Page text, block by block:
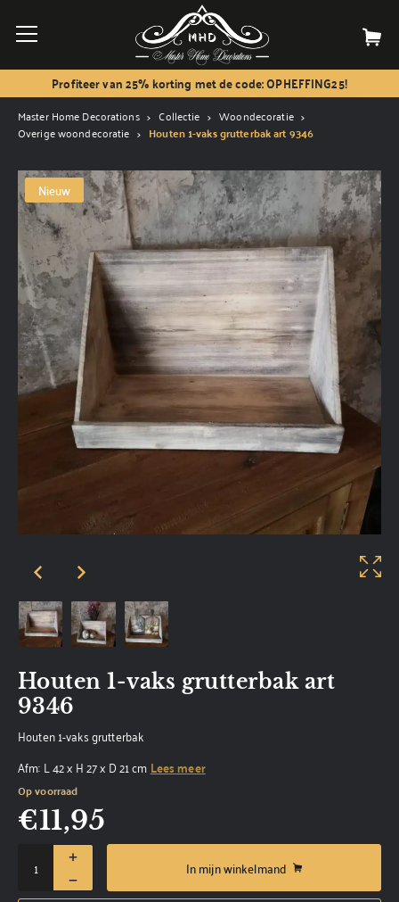
Profiteer van 25% korting met de code: OPHEFFING25!
Master Home Decorations Collectie
Woondecoratie
Overige woondecoratie
Houten 1-vaks grutterbak art 9346
Nieuw
Houten 1-vaks grutterbak art
9346
Houten 1-vaks grutterbak
Afm: L 42 x H 27 x D 21 cm Lees meer
Op voorraad
€11,95
In mijn winkelmand